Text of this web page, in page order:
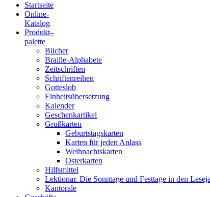
Blindenschrift-
Verlag
Druckerei
gGmbH
Startseite
Online-
Katalog
Produkt–
palette
Bücher
Braille-Alphabete
Zeitschriften
Schriftenreihen
Gotteslob
Einheitsübersetzung
Kalender
Geschenkartikel
Grußkarten
Geburtstagskarten
Karten für jeden Anlass
Weihnachtskarten
Osterkarten
Hilfsmittel
Lektionar. Die Sonntage und Festtage in den
Kantorale